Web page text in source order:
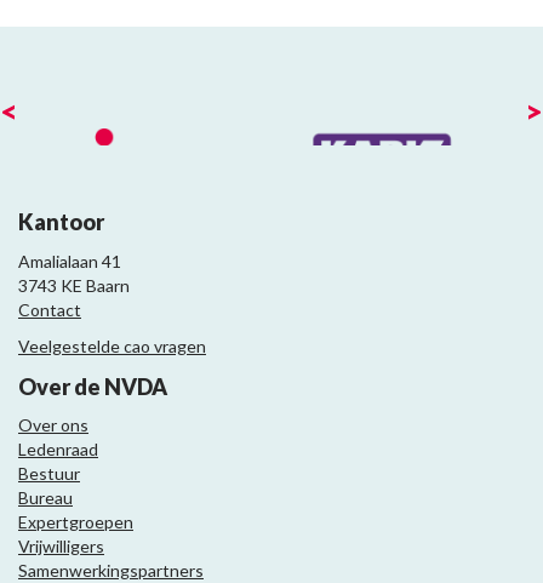
< >
Kantoor
Amalialaan 41
3743 KE Baarn
Contact
Veelgestelde cao vragen
Over de NVDA
Over ons
Ledenraad
Bestuur
Bureau
Expertgroepen
Vrijwilligers
Samenwerkingspartners